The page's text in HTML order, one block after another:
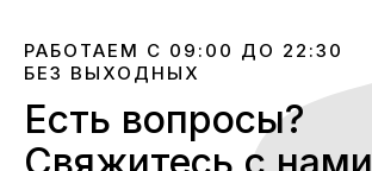
РАБОТАЕМ С 09:00 ДО 22:30
БЕЗ ВЫХОДНЫХ
Есть вопросы?